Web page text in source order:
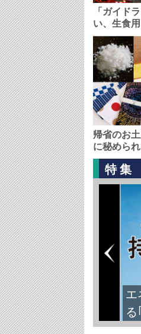
「ガイド
い、生食
帰省のお
に秘めら
特集